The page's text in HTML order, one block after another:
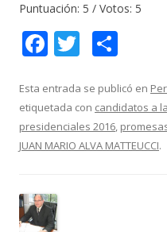
Puntuación: 5 / Votos: 5
F
e
b
o
k
T
itt
er
m
p
ar
Esta entrada se publicó en
etiquetada con candidatos a
presidenciales 2016,
JUAN MARIO ALVA MATTEUCCI.